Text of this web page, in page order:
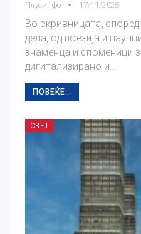
Плусинфо 17/11/2025
Во скривницата, според
дела, од поезија и
знаменцa и споменици
дигитализирано и…
ПОВЕЌЕ...
СВЕТ